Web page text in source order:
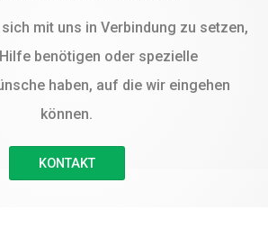
mit uns in Verbindung zu setzen,
benötigen oder spezielle
haben, auf die wir eingehen
können.
KONTAKT